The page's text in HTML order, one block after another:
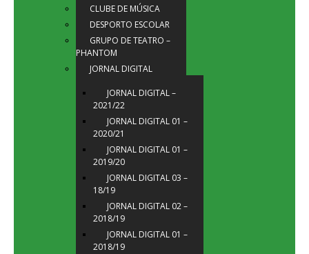
CLUBE DE MÚSICA
DESPORTO ESCOLAR
GRUPO DE TEATRO –
PHANTOM
JORNAL DIGITAL
JORNAL DIGITAL –
2021/22
JORNAL DIGITAL 01 –
2020/21
JORNAL DIGITAL 01 –
2019/20
JORNAL DIGITAL 03 –
18/19
JORNAL DIGITAL 02 –
2018/19
JORNAL DIGITAL 01 –
2018/19